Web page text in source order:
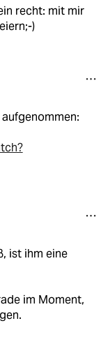
recht: mit mir
)
ist ihm eine
im Moment,